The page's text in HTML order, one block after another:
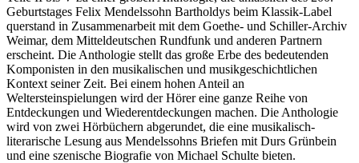
Geburtstages Felix Mendelssohn Bartholdys beim Klassik-Label
querstand in Zusammenarbeit mit dem Goethe- und Schiller-Archiv
Weimar, dem Mitteldeutschen Rundfunk und anderen Partnern
erscheint. Die Anthologie stellt das große Erbe des bedeutenden
Komponisten in den musikalischen und musikgeschichtlichen
Kontext seiner Zeit. Bei einem hohen Anteil an
Weltersteinspielungen wird der Hörer eine ganze Reihe von
Entdeckungen und Wiederentdeckungen machen. Die Anthologie
wird von zwei Hörbüchern abgerundet, die eine musikalisch-
literarische Lesung aus Mendelssohns Briefen mit Durs Grünbein
und eine szenische Biografie von Michael Schulte bieten.